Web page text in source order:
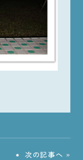
次の記事へ »